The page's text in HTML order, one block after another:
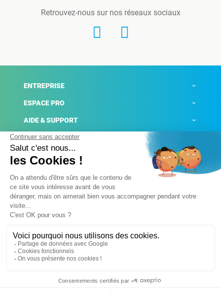
Retrouvez-nous sur nos réseaux sociaux
ENTREPRISE
ESPACE PRO
AIDE & SUPPORT
ACTUALITÉS
Mentions légales
Conditions générales de ventes
Plateforme de signalement